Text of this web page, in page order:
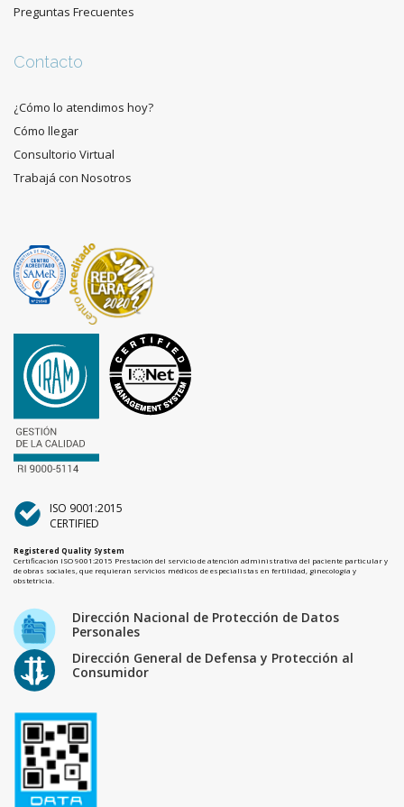
Preguntas Frecuentes
Contacto
¿Cómo lo atendimos hoy?
Cómo llegar
Consultorio Virtual
Trabajá con Nosotros
ISO 9001:2015
CERTIFIED
Registered Quality System
Certificación ISO 9001:2015 Prestación del servicio de atención administrativa del paciente particular y
de obras sociales, que requieran servicios médicos de especialistas en fertilidad, ginecología y
obstetricia.
Dirección Nacional de Protección de Datos
Personales
Dirección General de Defensa y Protección al
Consumidor